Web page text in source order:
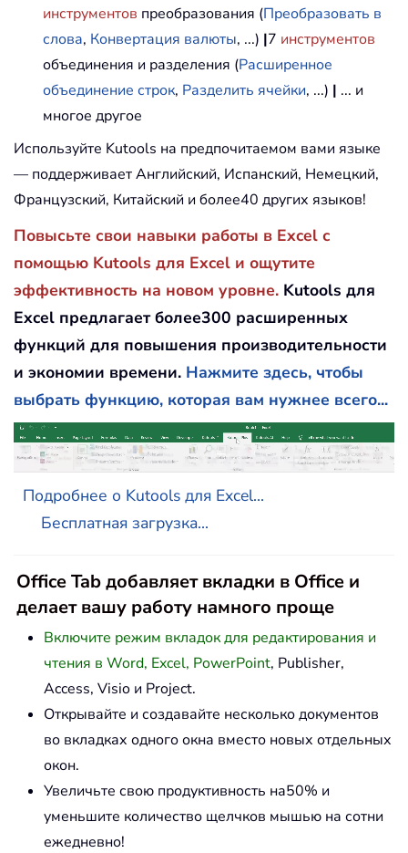
инструментов преобразования (Преобразовать в
слова, Конвертация валюты, ...) |7 инструментов
объединения и разделения (Расширенное
объединение строк, Разделить ячейки, ...) | ... и
многое другое
Используйте Kutools на предпочитаемом вами языке
— поддерживает Английский, Испанский, Немецкий,
Французский, Китайский и более40 других языков!
Повысьте свои навыки работы в Excel с
помощью Kutools для Excel и ощутите
эффективность на новом уровне. Kutools для
Excel предлагает более300 расширенных
функций для повышения производительности
и экономии времени. Нажмите здесь, чтобы
выбрать функцию, которая вам нужнее всего...
Подробнее о Kutools для Excel...
Бесплатная загрузка...
Office Tab добавляет вкладки в Office и
делает вашу работу намного проще
Включите режим вкладок для редактирования и
чтения в Word, Excel, PowerPoint, Publisher,
Access, Visio и Project.
Открывайте и создавайте несколько документов
во вкладках одного окна вместо новых отдельных
окон.
Увеличьте свою продуктивность на50% и
уменьшите количество щелчков мышью на сотни
ежедневно!